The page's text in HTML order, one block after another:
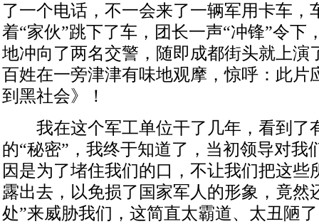
了一个电话，不一会来了一辆军用卡车，
着“家伙”跳下了车，团长一声“冲锋”令下
地冲向了两名交警，随即成都街头就上
百姓在一旁津津有味地观摩，惊呼：此片
到黑社会》！
我在这个军工单位干了几年，看到了
的“秘密”，我终于知道了，当初领导对我
因是为了堵住我们的口，不让我们把这些
露出去，以免损了国家军人的形象，竟然
处”来威胁我们，这简直太霸道、太丑陋